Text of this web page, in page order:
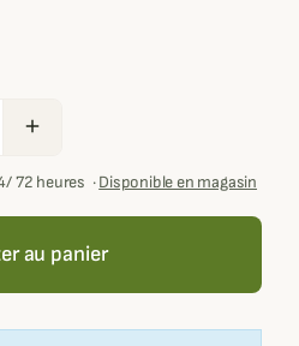
add
72 heures ·Disponible en magasin
au panier